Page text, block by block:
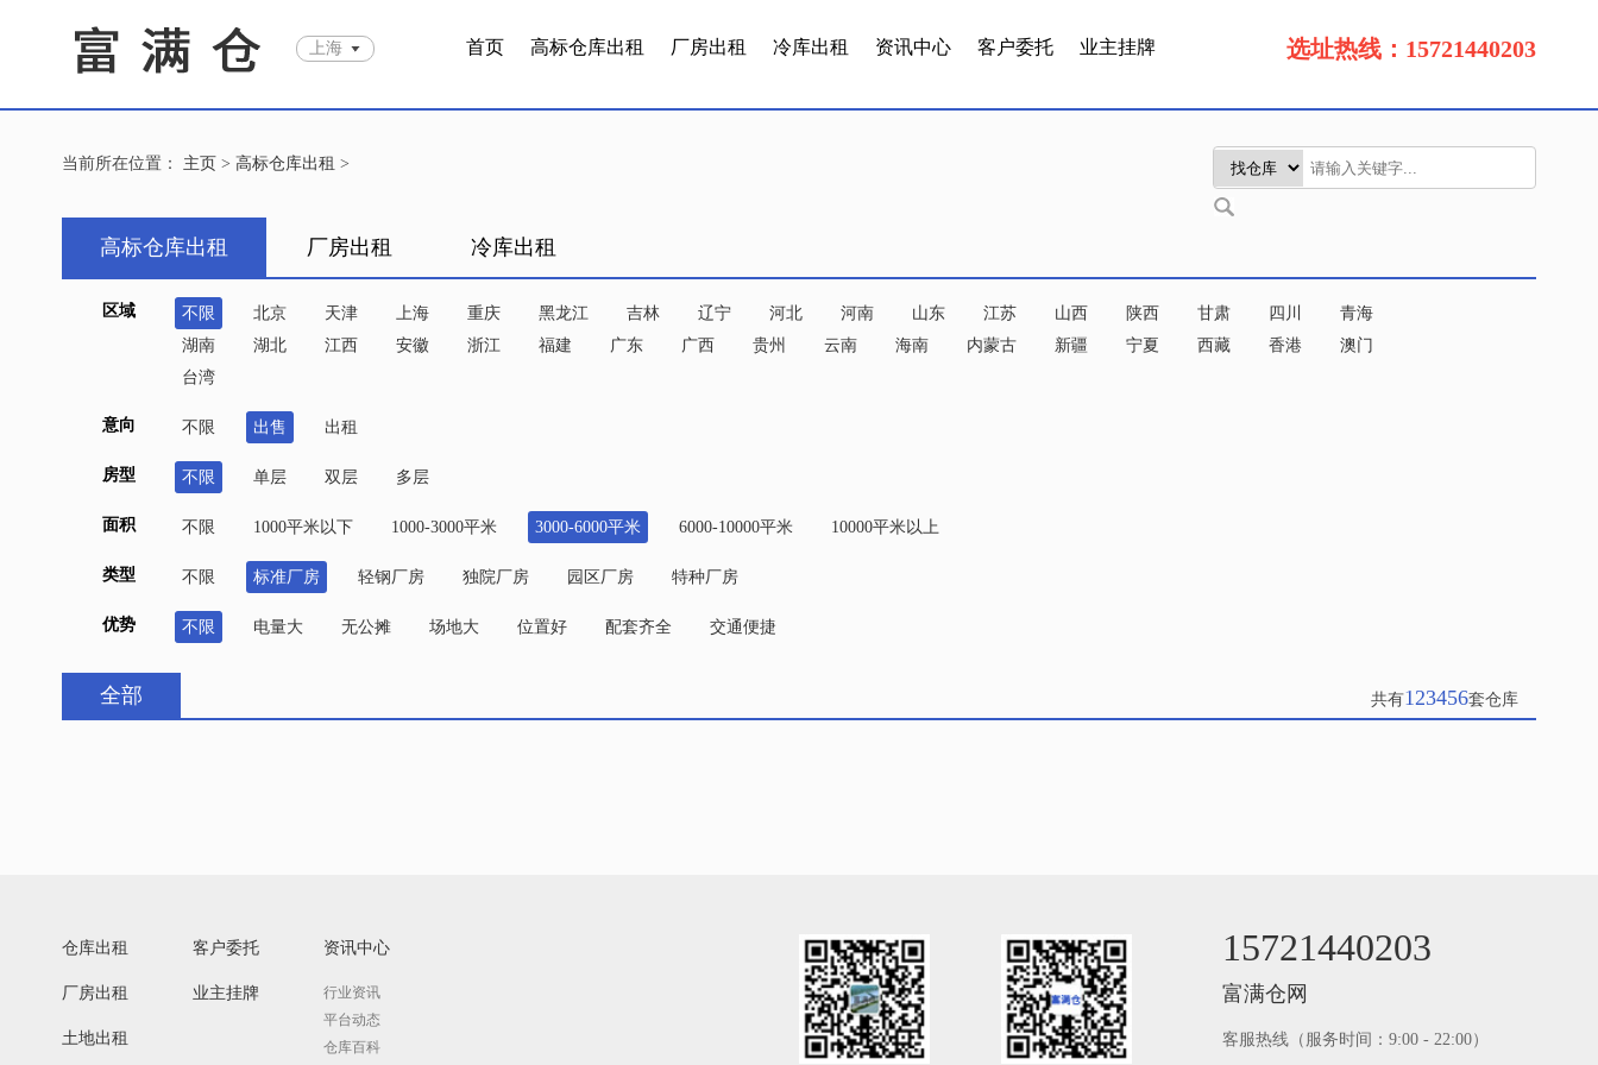
上海 首页 高标仓库出租 厂房出租 冷库出租 资讯中心 客户委托 业主挂牌 选址热线：15721440203
当前所在位置： 主页 > 高标仓库出租 >
高标仓库出租 厂房出租 冷库出租
区域 不限 北京 天津 上海 重庆 黑龙江 吉林 辽宁 河北 河南 山东 江苏 山西 陕西 甘肃 四川
青海
湖南
湖北 江西 安徽 浙江 福建 广东 广西 贵州 云南 海南 内蒙古 新疆 宁夏 西藏 香港
澳门
台湾
意向 不限 出售 出租
房型 不限 单层 双层 多层
面积 不限 1000平米以下 1000-3000平米 3000-6000平米 6000-10000平米 10000平米以上
类型 不限 标准厂房 轻钢厂房 独院厂房 园区厂房 特种厂房
优势 不限 电量大 无公摊 场地大 位置好 配套齐全 交通便捷
全部 共有123456套仓库
仓库出租
厂房出租
土地出租
客户委托
业主挂牌
资讯中心
行业资讯
平台动态
仓库百科
15721440203
富满仓网
客服热线（服务时间：9:00 - 22:00）